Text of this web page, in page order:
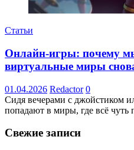
Статьи
Онлайн-игры: почему
виртуальные миры
01.04.2026 Redactor 0
Сидя вечерами с джойстиком
попадают в миры, где всё чуть
Свежие записи